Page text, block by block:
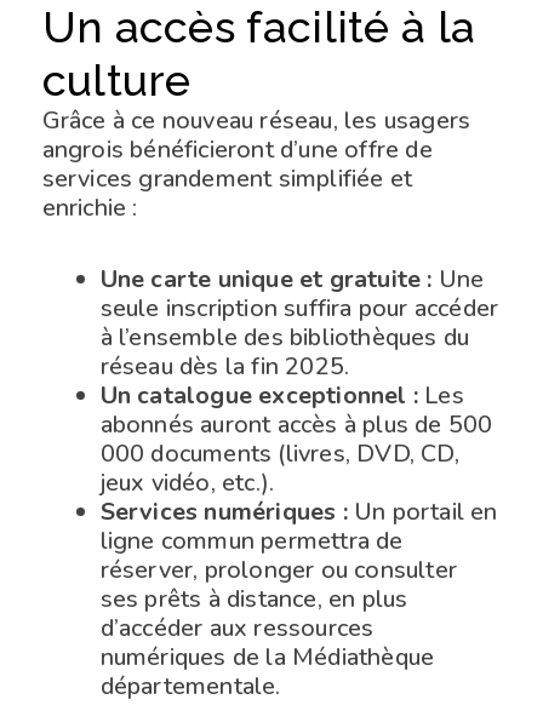
Un accès facilité à la
culture
Grâce à ce nouveau réseau, les usagers
angrois bénéficieront d’une offre de
services grandement simplifiée et
enrichie :
Une carte unique et gratuite : Une
seule inscription suffira pour accéder
à l’ensemble des bibliothèques du
réseau dès la fin 2025.
Un catalogue exceptionnel : Les
abonnés auront accès à plus de 500
000 documents (livres, DVD, CD,
jeux vidéo, etc.).
Services numériques :Un portail en
ligne commun permettra de
réserver, prolonger ou consulter
ses prêts à distance, en plus
d’accéder aux ressources
numériques de la Médiathèque
départementale.